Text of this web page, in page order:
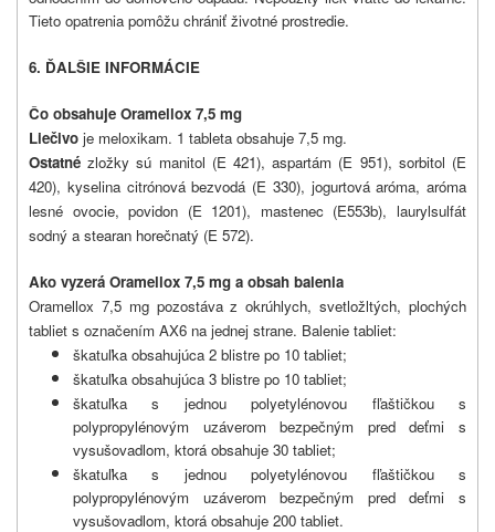
Tieto opatrenia pomôžu chrániť životné prostredie.
6. ĎALŠIE INFORMÁCIE
Čo obsahuje Oramellox 7,5 mg
Liečivo je meloxikam. 1 tableta obsahuje 7,5 mg.
Ostatné zložky sú manitol (E 421), aspartám (E 951), sorbitol (E
420), kyselina citrónová bezvodá (E 330), jogurtová aróma, aróma
lesné ovocie, povidon (E 1201), mastenec (E553b), laurylsulfát
sodný a stearan horečnatý (E 572).
Ako vyzerá Oramellox 7,5 mg a obsah balenia
Oramellox 7,5 mg pozostáva z okrúhlych, svetložltých, plochých
tabliet s označením AX6 na jednej strane. Balenie tabliet:
škatuľka obsahujúca 2 blistre po 10 tabliet;
škatuľka obsahujúca 3 blistre po 10 tabliet;
škatuľka s jednou polyetylénovou fľaštičkou s
polypropylénovým uzáverom bezpečným pred deťmi s
vysušovadlom, ktorá obsahuje 30 tabliet;
škatuľka s jednou polyetylénovou fľaštičkou s
polypropylénovým uzáverom bezpečným pred deťmi s
vysušovadlom, ktorá obsahuje 200 tabliet.